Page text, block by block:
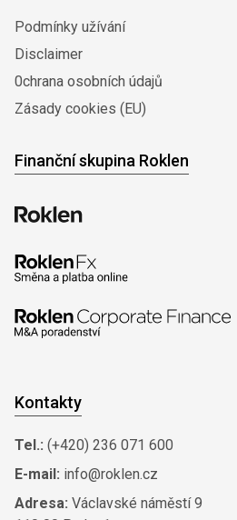
Podmínky užívání
Disclaimer
0chrana osobních údajů
Zásady cookies (EU)
Finanční skupina Roklen
Kontakty
Tel.: (+420) 236 071 600
E-mail: info@roklen.cz
Adresa: Václavské náměstí 9